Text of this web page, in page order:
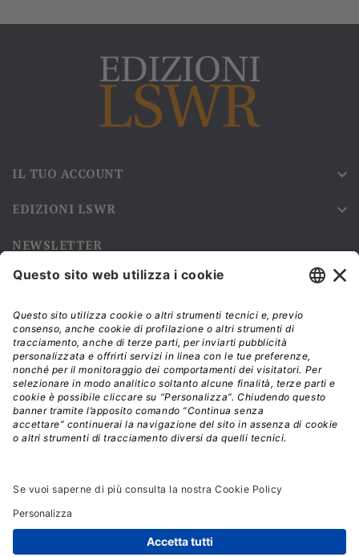
IL TUO ACCOUNT 
EDIZIONI LSWR 
NEWSLETTER
Iscriviti alla nostra newsletter e rimani sempre aggiornato sulle
Modalità di acquisto e tempi di spedizione
Diritto di recesso
Privacy policy
Termini e condizioni d'uso
© 2026 - La Tribuna S.r.l. | P.IVA 01702840180 | C.F.
01107460337